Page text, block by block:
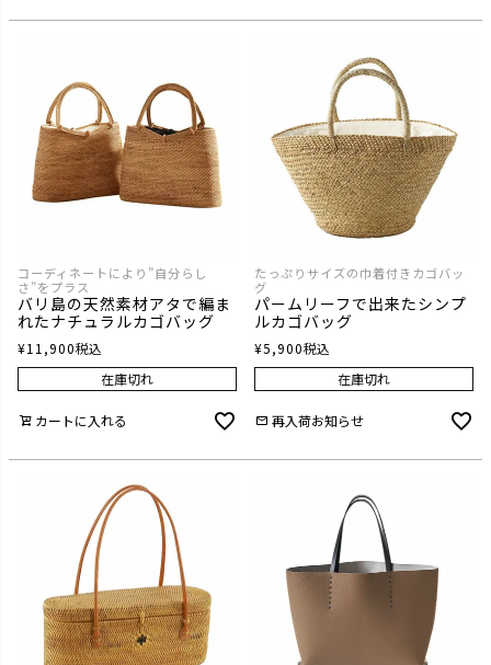
コーディネートにより”自分らし
さ”をプラス
バリ島の天然素材アタで編ま
れたナチュラルカゴバッグ
¥11,900税込
在庫切れ
カートに入れる
たっぷりサイズの巾着付きカゴバッ
グ
パームリーフで出来たシンプ
ルカゴバッグ
¥5,900税込
在庫切れ
再入荷お知らせ